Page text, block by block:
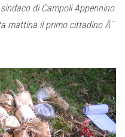
di Campoli Appennino
mattina il primo cittadino Ã¨